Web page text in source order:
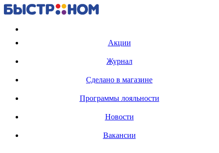
Акции
Журнал
Сделано в магазине
Программы лояльности
Новости
Вакансии